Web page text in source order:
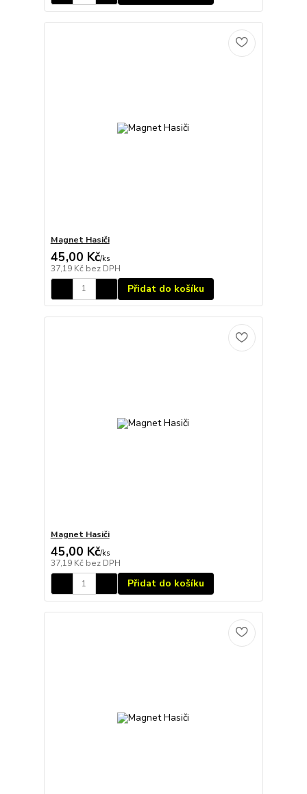
Magnet Hasiči
45,00 Kč/ks
37,19 Kč bez DPH
Přidat do košíku
Magnet Hasiči
45,00 Kč/ks
37,19 Kč bez DPH
Přidat do košíku